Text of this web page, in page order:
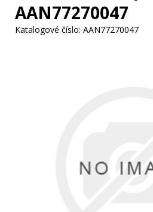
AAN77270047
Katalogové číslo: AAN77270047